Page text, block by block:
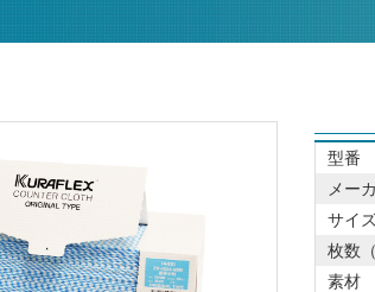
型番
メー
サイ
枚数
素材